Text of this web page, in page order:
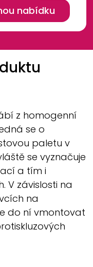
nabídku
z homogenní
se o
paletu v
se vyznačuje
a tím i
V závislosti na
na
do ní vmontovat